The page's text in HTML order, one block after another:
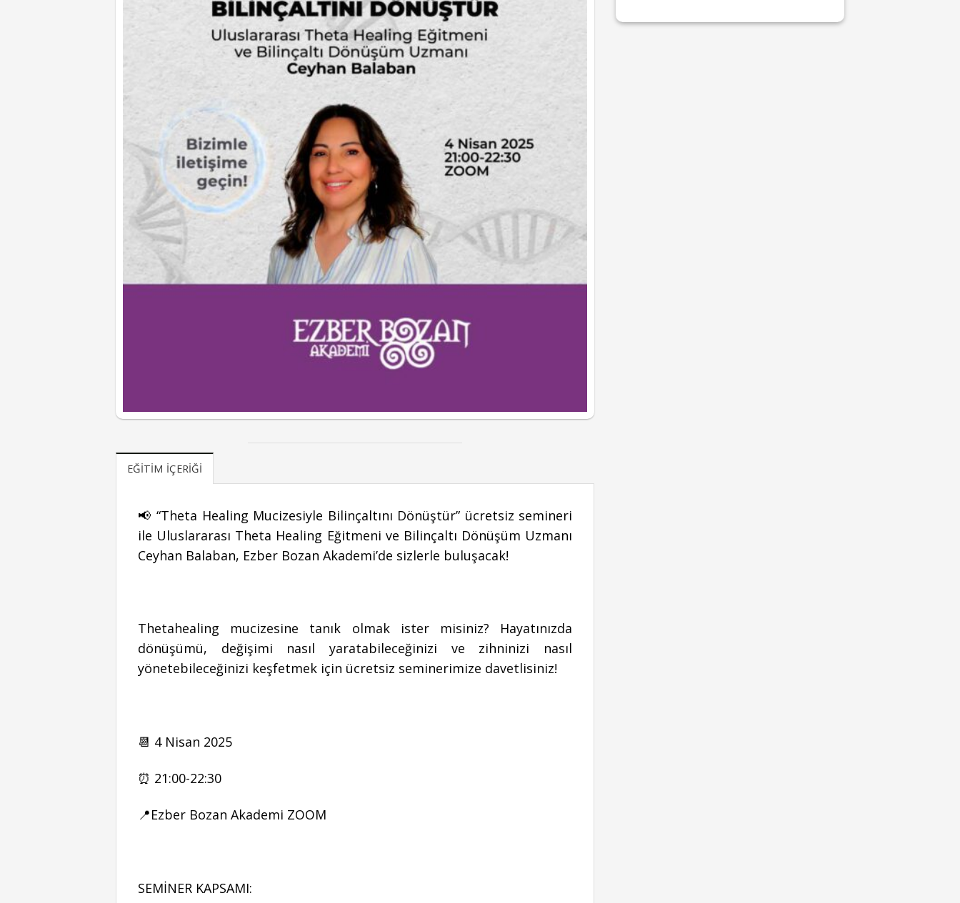
EĞITIM İÇERIĞI
📢 “Theta Healing Mucizesiyle Bilinçaltını Dönüştür” ücretsiz semineri
ile Uluslararası Theta Healing Eğitmeni ve Bilinçaltı Dönüşüm Uzmanı
Ceyhan Balaban, Ezber Bozan Akademi’de sizlerle buluşacak!
Thetahealing mucizesine tanık olmak ister misiniz? Hayatınızda
dönüşümü, değişimi nasıl yaratabileceğinizi ve zihninizi nasıl
yönetebileceğinizi keşfetmek için ücretsiz seminerimize davetlisiniz!
📆 4 Nisan 2025
⏰ 21:00-22:30
📍Ezber Bozan Akademi ZOOM
SEMİNER KAPSAMI: